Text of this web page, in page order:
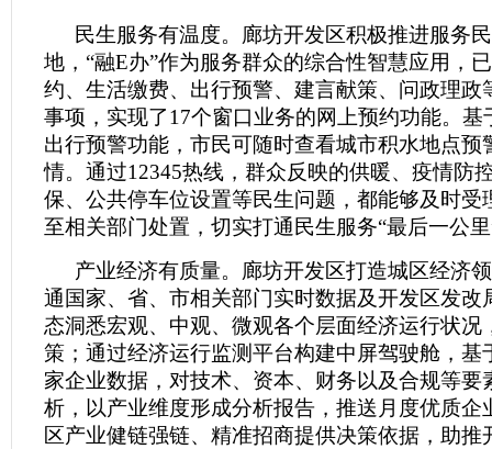
民生服务有温度。廊坊开发区积极推进服务
地，“融E办”作为服务群众的综合性智慧应用，
约、生活缴费、出行预警、建言献策、问政理政
事项，实现了17个窗口业务的网上预约功能。基
出行预警功能，市民可随时查看城市积水地点预
情。通过12345热线，群众反映的供暖、疫情防
保、公共停车位设置等民生问题，都能够及时受
至相关部门处置，切实打通民生服务“最后一公
产业经济有质量。廊坊开发区打造城区经济
通国家、省、市相关部门实时数据及开发区发改
态洞悉宏观、中观、微观各个层面经济运行状况
策；通过经济运行监测平台构建中屏驾驶舱，基
家企业数据，对技术、资本、财务以及合规等要
析，以产业维度形成分析报告，推送月度优质企
区产业健链强链、精准招商提供决策依据，助推